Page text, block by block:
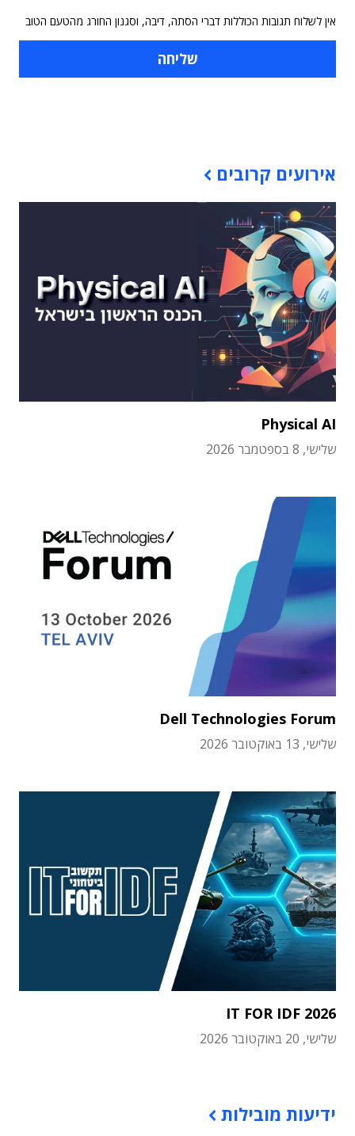
אין לשלוח תגובות הכוללות דברי הסתה, דיבה, וסגנון החורג מהטעם הטוב
אירועים קרובים
Physical AI
שלישי, 8 בספטמבר 2026
Dell Technologies Forum
שלישי, 13 באוקטובר 2026
IT FOR IDF 2026
שלישי, 20 באוקטובר 2026
ידיעות מובילות